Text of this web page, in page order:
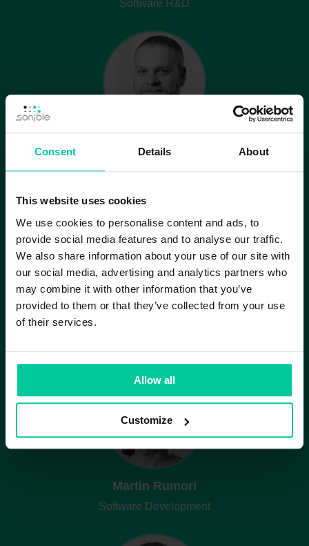
Consent Details About
This website uses cookies
We use cookies to personalise content and ads, to
provide social media features and to analyse our traffic.
We also share information about your use of our site with
our social media, advertising and analytics partners who
may combine it with other information that you’ve
provided to them or that they’ve collected from your use
of their services.
Allow all
Customize
Software R&D
Darius Kromoser
Martin Rumori
Software Development